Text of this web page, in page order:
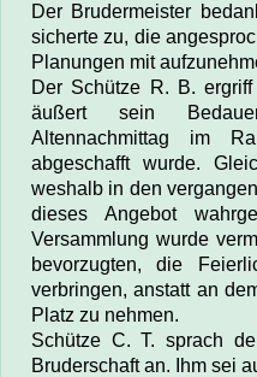
Der Brudermeister
sicherte zu, die
Planungen mit
Der Schütze R. B.
äußert sein
Altennachmittag im
abgeschafft wurde.
weshalb in den
dieses Angebot
Versammlung wurde
bevorzugten, die
verbringen, anstatt an
Platz zu nehmen.
Schütze C. T. sprach
Bruderschaft an. Ihm sei